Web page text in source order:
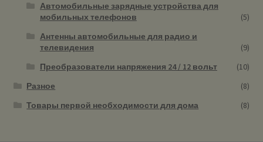
Автомобильные зарядные устройства для
мобильных телефонов
(5)
Антенны автомобильные для радио и
телевидения
(9)
Преобразователи напряжения 24 / 12 вольт
(10)
Разное
(8)
Товары первой необходимости для дома
(8)